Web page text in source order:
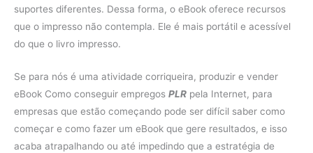
suportes diferentes. Dessa forma, o eBook oferece recursos
que o impresso não contempla. Ele é mais portátil e acessível
do que o livro impresso.
Se para nós é uma atividade corriqueira, produzir e vender
eBook Como conseguir empregos PLR pela Internet, para
empresas que estão começando pode ser difícil saber como
começar e como fazer um eBook que gere resultados, e isso
acaba atrapalhando ou até impedindo que a estratégia de